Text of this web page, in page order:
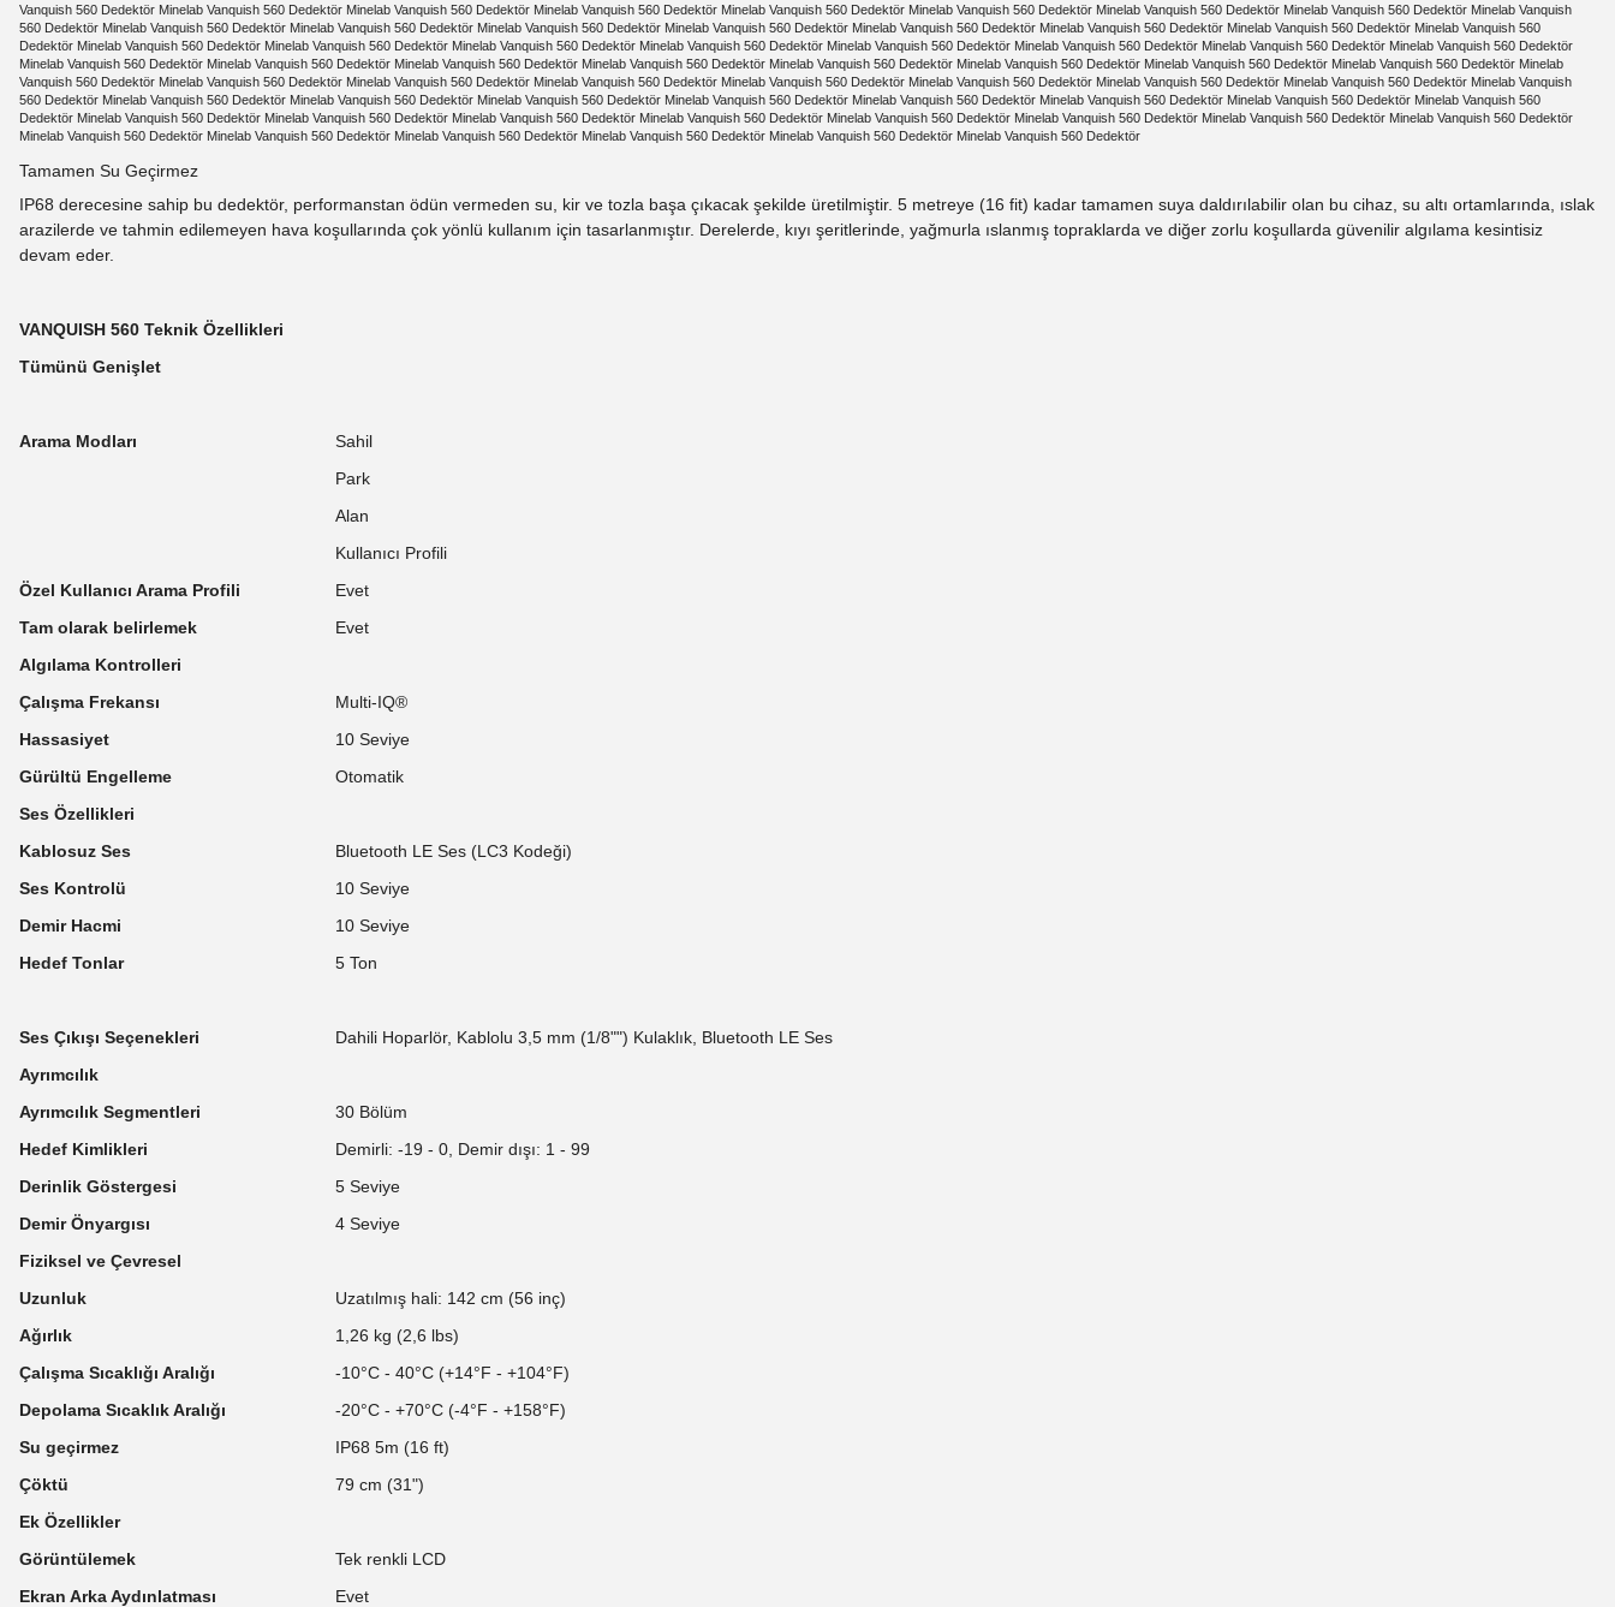
Vanquish 560 Dedektör Minelab Vanquish 560 Dedektör Minelab Vanquish 560 Dedektör Minelab Vanquish 560 Dedektör Minelab Vanquish 560 Dedektör Minelab Vanquish 560 Dedektör Minelab Vanquish 560 Dedektör Minelab Vanquish 560 Dedektör Minelab Vanquish
560 Dedektör Minelab Vanquish 560 Dedektör Minelab Vanquish 560 Dedektör Minelab Vanquish 560 Dedektör Minelab Vanquish 560 Dedektör Minelab Vanquish 560 Dedektör Minelab Vanquish 560 Dedektör Minelab Vanquish 560 Dedektör Minelab Vanquish 560
Dedektör Minelab Vanquish 560 Dedektör Minelab Vanquish 560 Dedektör Minelab Vanquish 560 Dedektör Minelab Vanquish 560 Dedektör Minelab Vanquish 560 Dedektör Minelab Vanquish 560 Dedektör Minelab Vanquish 560 Dedektör Minelab Vanquish 560 Dedektör
Minelab Vanquish 560 Dedektör Minelab Vanquish 560 Dedektör Minelab Vanquish 560 Dedektör Minelab Vanquish 560 Dedektör Minelab Vanquish 560 Dedektör Minelab Vanquish 560 Dedektör Minelab Vanquish 560 Dedektör Minelab Vanquish 560 Dedektör Minelab
Vanquish 560 Dedektör Minelab Vanquish 560 Dedektör Minelab Vanquish 560 Dedektör Minelab Vanquish 560 Dedektör Minelab Vanquish 560 Dedektör Minelab Vanquish 560 Dedektör Minelab Vanquish 560 Dedektör Minelab Vanquish 560 Dedektör Minelab Vanquish
560 Dedektör Minelab Vanquish 560 Dedektör Minelab Vanquish 560 Dedektör Minelab Vanquish 560 Dedektör Minelab Vanquish 560 Dedektör Minelab Vanquish 560 Dedektör Minelab Vanquish 560 Dedektör Minelab Vanquish 560 Dedektör Minelab Vanquish 560
Dedektör Minelab Vanquish 560 Dedektör Minelab Vanquish 560 Dedektör Minelab Vanquish 560 Dedektör Minelab Vanquish 560 Dedektör Minelab Vanquish 560 Dedektör Minelab Vanquish 560 Dedektör Minelab Vanquish 560 Dedektör Minelab Vanquish 560 Dedektör
Minelab Vanquish 560 Dedektör Minelab Vanquish 560 Dedektör Minelab Vanquish 560 Dedektör Minelab Vanquish 560 Dedektör Minelab Vanquish 560 Dedektör Minelab Vanquish 560 Dedektör
Tamamen Su Geçirmez
IP68 derecesine sahip bu dedektör, performanstan ödün vermeden su, kir ve tozla başa çıkacak şekilde üretilmiştir. 5 metreye (16 fit) kadar tamamen suya daldırılabilir olan bu cihaz, su altı ortamlarında, ıslak
arazilerde ve tahmin edilemeyen hava koşullarında çok yönlü kullanım için tasarlanmıştır. Derelerde, kıyı şeritlerinde, yağmurla ıslanmış topraklarda ve diğer zorlu koşullarda güvenilir algılama kesintisiz
devam eder.
VANQUISH 560 Teknik Özellikleri
Tümünü Genişlet
Arama Modları
Sahil
Park
Alan
Kullanıcı Profili
Özel Kullanıcı Arama Profili
Evet
Tam olarak belirlemek
Evet
Algılama Kontrolleri
Çalışma Frekansı
Multi-IQ®
Hassasiyet
10 Seviye
Gürültü Engelleme
Otomatik
Ses Özellikleri
Kablosuz Ses
Bluetooth LE Ses (LC3 Kodeği)
Ses Kontrolü
10 Seviye
Demir Hacmi
10 Seviye
Hedef Tonlar
5 Ton
Ses Çıkışı Seçenekleri
Dahili Hoparlör, Kablolu 3,5 mm (1/8"") Kulaklık, Bluetooth LE Ses
Ayrımcılık
Ayrımcılık Segmentleri
30 Bölüm
Hedef Kimlikleri
Demirli: -19 - 0, Demir dışı: 1 - 99
Derinlik Göstergesi
5 Seviye
Demir Önyargısı
4 Seviye
Fiziksel ve Çevresel
Uzunluk
Uzatılmış hali: 142 cm (56 inç)
Ağırlık
1,26 kg (2,6 lbs)
Çalışma Sıcaklığı Aralığı
-10°C - 40°C (+14°F - +104°F)
Depolama Sıcaklık Aralığı
-20°C - +70°C (-4°F - +158°F)
Su geçirmez
IP68 5m (16 ft)
Çöktü
79 cm (31")
Ek Özellikler
Görüntülemek
Tek renkli LCD
Ekran Arka Aydınlatması
Evet